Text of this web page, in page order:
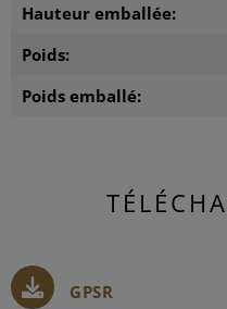
Hauteur emballée:
Poids:
Poids emballé:
GPSR